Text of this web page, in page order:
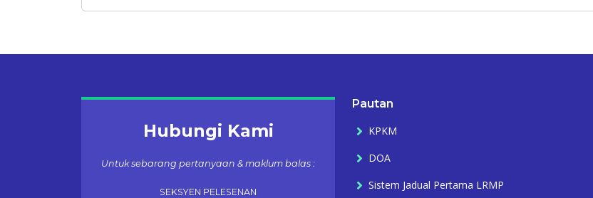
Hubungi Kami
Untuk sebarang pertanyaan & maklum balas :
SEKSYEN PELESENAN
Pautan
KPKM
DOA
Sistem Jadual Pertama LRMP